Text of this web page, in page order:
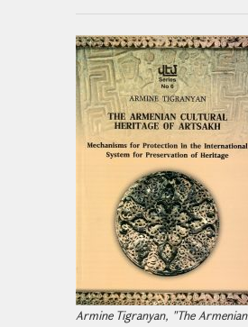
Armine Tigranyan, "The Armenian